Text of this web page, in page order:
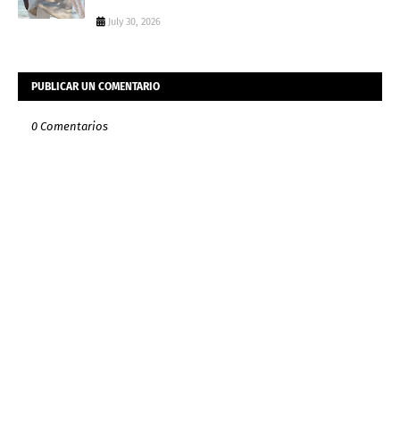
July 30, 2026
PUBLICAR UN COMENTARIO
0 Comentarios